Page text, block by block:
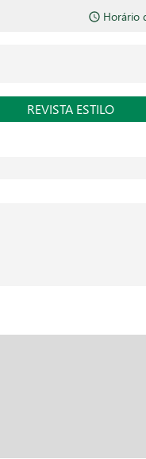
Horário
REVISTA ESTILO